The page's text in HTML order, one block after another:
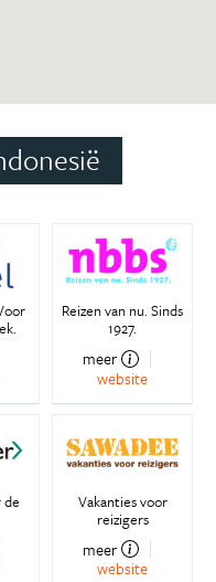
Reizen van nu. Sinds
1927.
meer
website
Vakanties voor
reizigers
meer
website